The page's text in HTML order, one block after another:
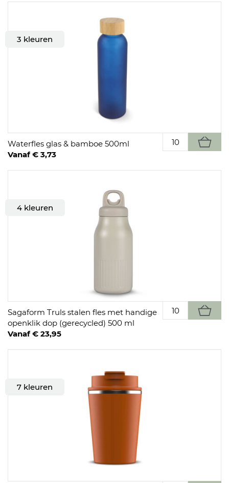
3 kleuren
Waterfles glas & bamboe 500ml
Vanaf € 3,73
4 kleuren
Sagaform Truls stalen fles met handige
openklik dop (gerecycled) 500 ml
Vanaf € 23,95
7 kleuren